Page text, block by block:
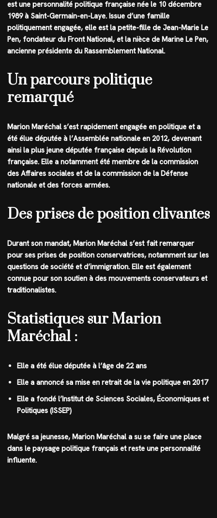
est une personnalité politique française née le 10 décembre
1989 à Saint-Germain-en-Laye. Issue d’une famille
politiquement engagée, elle est la petite-fille de Jean-Marie Le
Pen, fondateur du Front National, et la nièce de Marine Le Pen,
ancienne présidente du Rassemblement National.
Un parcours politique
remarqué
Marion Maréchal s’est rapidement engagée en politique et a
été élue députée à l’Assemblée nationale en 2012, devenant
ainsi la plus jeune députée française depuis la Révolution
française. Elle a notamment été membre de la commission
des Affaires sociales et de la commission de la Défense
nationale et des forces armées.
Des prises de position clivantes
Durant son mandat, Marion Maréchal s’est fait remarquer
pour ses prises de position conservatrices, notamment sur les
questions de société et d’immigration. Elle est également
connue pour son soutien à des mouvements conservateurs et
traditionalistes.
Statistiques sur Marion
Maréchal :
Elle a été élue députée à l’âge de 22 ans
Elle a annoncé sa mise en retrait de la vie politique en 2017
Elle a fondé l’Institut de Sciences Sociales, Économiques et
Politiques (ISSEP)
Malgré sa jeunesse, Marion Maréchal a su se faire une place
dans le paysage politique français et reste une personnalité
influente.